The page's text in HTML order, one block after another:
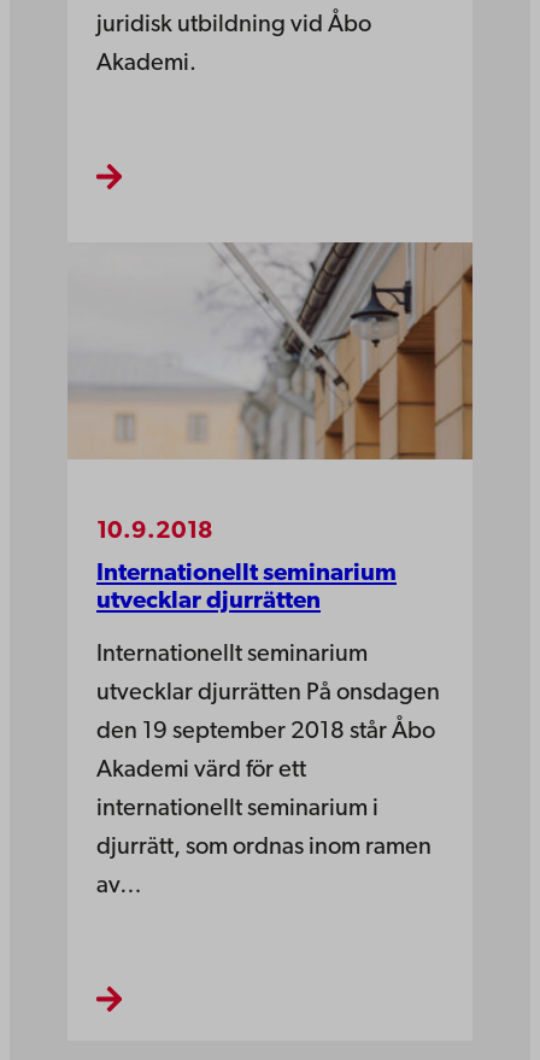
juridisk utbildning vid Åbo
Akademi.
10.9.2018
Internationellt seminarium
utvecklar djurrätten
Internationellt seminarium
utvecklar djurrätten På onsdagen
den 19 september 2018 står Åbo
Akademi värd för ett
internationellt seminarium i
djurrätt, som ordnas inom ramen
av…